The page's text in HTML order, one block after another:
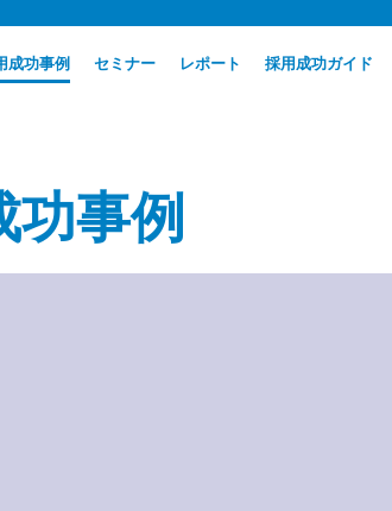
成功事例 セミナー レポート 採用成功ガイド
功事例